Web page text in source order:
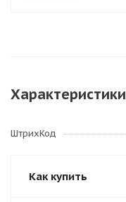
Характеристики
ШтрихКод
Как купить